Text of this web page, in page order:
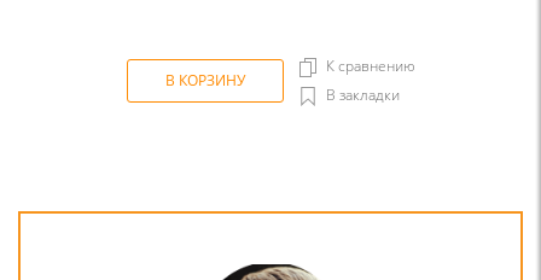
В КОРЗИНУ
К сравнению
В закладки